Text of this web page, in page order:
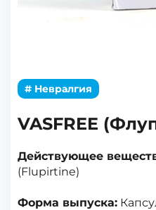
# Невралгия
VASFREE
Действующее
(Flupirtine)
Форма выпуска: